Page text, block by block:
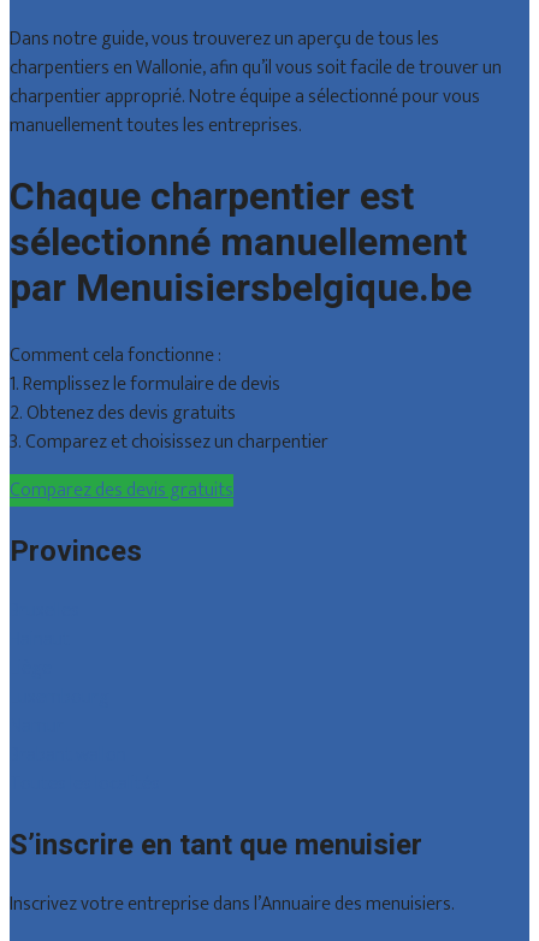
Dans notre guide, vous trouverez un aperçu de tous les
charpentiers en Wallonie, afin qu’il vous soit facile de trouver un
charpentier approprié. Notre équipe a sélectionné pour vous
manuellement toutes les entreprises.
Chaque charpentier est
sélectionné manuellement
par Menuisiersbelgique.be
Comment cela fonctionne :
1. Remplissez le formulaire de devis
2. Obtenez des devis gratuits
3. Comparez et choisissez un charpentier
Comparez des devis gratuits
Provinces
S’inscrire en tant que menuisier
Inscrivez votre entreprise dans l’Annuaire des menuisiers.